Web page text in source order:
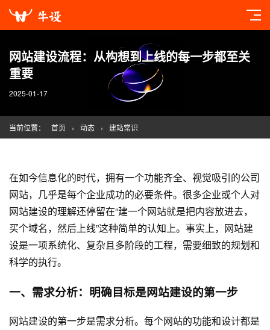
网站建设流程：从构想到上线的每一步都至关
重要
2025-01-17
当前位置： 首页 › 动态 › 建站常识
在如今信息化的时代，拥有一个功能齐全、视觉吸引的公司
网站，几乎是每个企业成功的必要条件。很多企业或个人对
网站建设的理解还停留在“建一个网站就是把内容放进去，
买个域名，然后上线”这种简单的认知上。事实上， 网站建
设是一项系统化、复杂且多阶段的工程，需要细致的规划和
科学的执行。
一、需求分析：明确目标是网站建设的第一步
网站建设的第一步是需求分析。每个网站的功能和设计都是